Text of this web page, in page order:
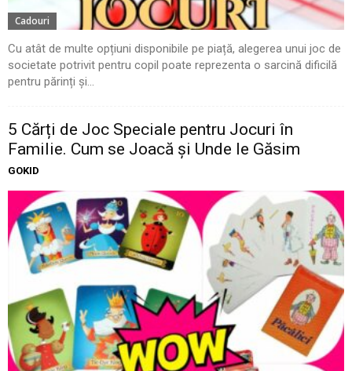
Cadouri
Cu atât de multe opțiuni disponibile pe piață, alegerea unui joc de
societate potrivit pentru copil poate reprezenta o sarcină dificilă
pentru părinți și...
5 Cărți de Joc Speciale pentru Jocuri în
Familie. Cum se Joacă și Unde le Găsim
GOKID